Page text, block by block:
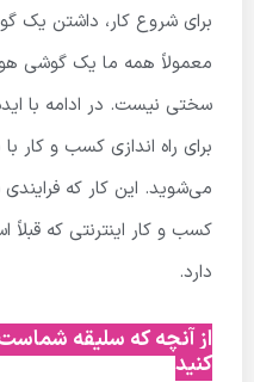
برای شروع کار، داشتن یک
معمولاً همه ما یک گوشی
سختی نیست. در ادامه با
برای راه اندازی کسب و کار
می‌شوید. این کار که
کسب و کار اینترنتی که قبلاً
دارد.
از آنچه که سلیقه شماست
کنید